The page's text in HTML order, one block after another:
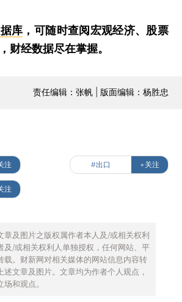
库 ，可随时查阅宏观经济、股票
财经数据尽在掌握。
责任编辑：张帆 | 版面编辑：杨胜忠
注 #出口 +关注
注
章及图片之版权属作者本人及/或相关权利
及/或相关权利人单独授权，任何网站、平
载。财新网对相关媒体的网站信息内容转
述文章及图片。文章均为作者个人观点，
和观点。